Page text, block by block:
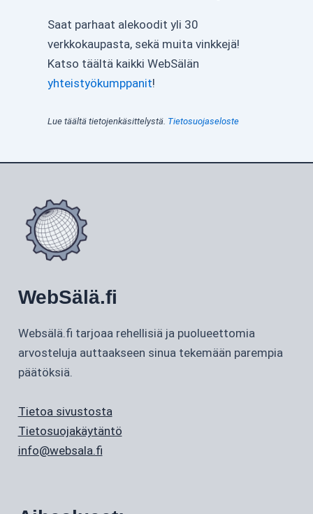
Saat parhaat alekoodit yli 30
verkkokaupasta, sekä muita vinkkejä!
Katso täältä kaikki WebSälän
yhteistyökumppanit!
Lue täältä tietojenkäsittelystä. Tietosuojaseloste
WebSälä.fi
Websälä.fi tarjoaa rehellisiä ja puolueettomia
arvosteluja auttaakseen sinua tekemään parempia
päätöksiä.
Tietoa sivustosta
Tietosuojakäytäntö
info@websala.fi